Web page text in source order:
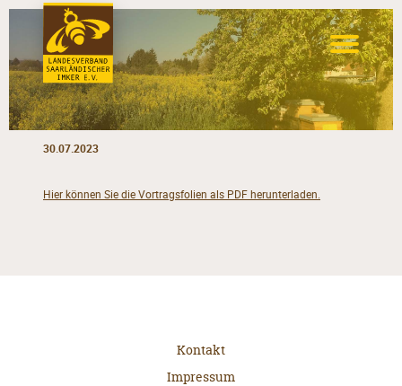
30.07.2023
Hier können Sie die Vortragsfolien als PDF herunterladen.
Kontakt
Impressum